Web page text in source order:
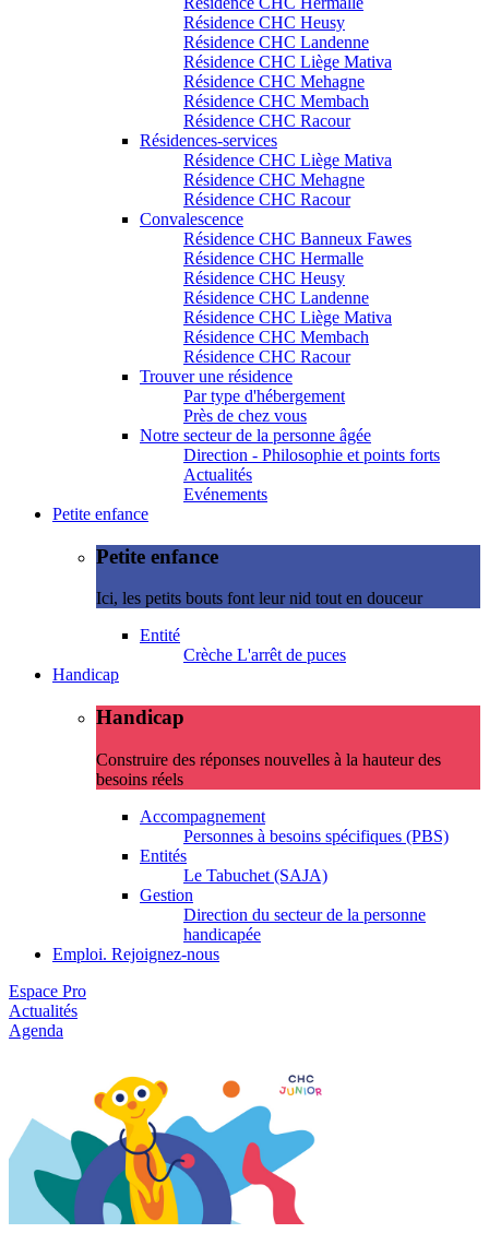
Résidence CHC Heusy
Résidence CHC Landenne
Résidence CHC Liège Mativa
Résidence CHC Mehagne
Résidence CHC Membach
Résidence CHC Racour
Résidences-services
Résidence CHC Liège Mativa
Résidence CHC Mehagne
Résidence CHC Racour
Convalescence
Résidence CHC Banneux Fawes
Résidence CHC Hermalle
Résidence CHC Heusy
Résidence CHC Landenne
Résidence CHC Liège Mativa
Résidence CHC Membach
Résidence CHC Racour
Trouver une résidence
Par type d'hébergement
Près de chez vous
Notre secteur de la personne âgée
Direction - Philosophie et points forts
Actualités
Evénements
Petite enfance
Petite enfance
Ici, les petits bouts font leur nid tout en douceur
Entité
Crèche L'arrêt de puces
Handicap
Handicap
Construire des réponses nouvelles à la hauteur des
besoins réels
Accompagnement
Personnes à besoins spécifiques (PBS)
Entités
Le Tabuchet (SAJA)
Gestion
Direction du secteur de la personne
handicapée
Emploi. Rejoignez-nous
Espace Pro
Actualités
Agenda